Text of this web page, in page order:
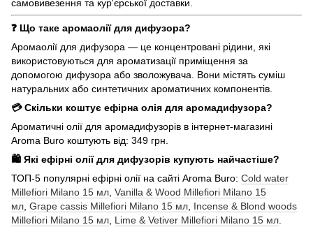
самовивезення та кур'єрської доставки.
❓ Що таке аромаолії для дифузора?
Аромаолії для дифузора — це концентровані рідини, які
використовуються для ароматизації приміщення за
допомогою дифузора або зволожувача. Вони містять суміш
натуральних або синтетичних ароматичних компонентів.
💳 Скільки коштує ефірна олія для аромадифузора?
Ароматичні олії для аромадифузорів в інтернет-магазині
Aroma Buro коштують від: 349 грн.
🛍️ Які ефірні олії для дифузорів купують найчастіше?
ТОП-5 популярні ефірні олії на сайті Aroma Buro: Cold water
Millefiori Milano 15 мл, Vanilla & Wood Millefiori Milano 15
мл, Grape cassis Millefiori Milano 15 мл, Incense & Blond woods
Millefiori Milano 15 мл, Lime & Vetiver Millefiori Milano 15 мл.